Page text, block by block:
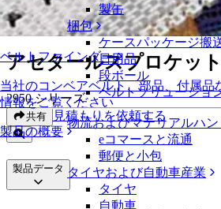
ベルトファインダー
当社のコンベアベルト、部品、付属品
情報をご覧ください
製品の概要
製缶
梱包
ケースパッケージ搬
日用品
段ボール
ベルトソリューショ
物流およびマテリアルハ
eコマースと流通
郵便と小包
タイヤおよび自動車産業
タイヤ
自動車
2950 シリーズ
アセタールスプロケット
アセタールスプロケット
2950 シリーズ
共有 見積もりを依頼する
製品データ